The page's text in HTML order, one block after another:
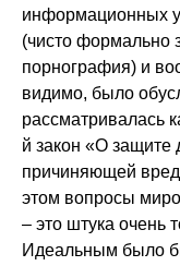
информационных
(чисто формально
порнография) и
видимо, было
рассматривалась
й закон «О защите
причиняющей
этом вопросы
– это штука очень
Идеальным было